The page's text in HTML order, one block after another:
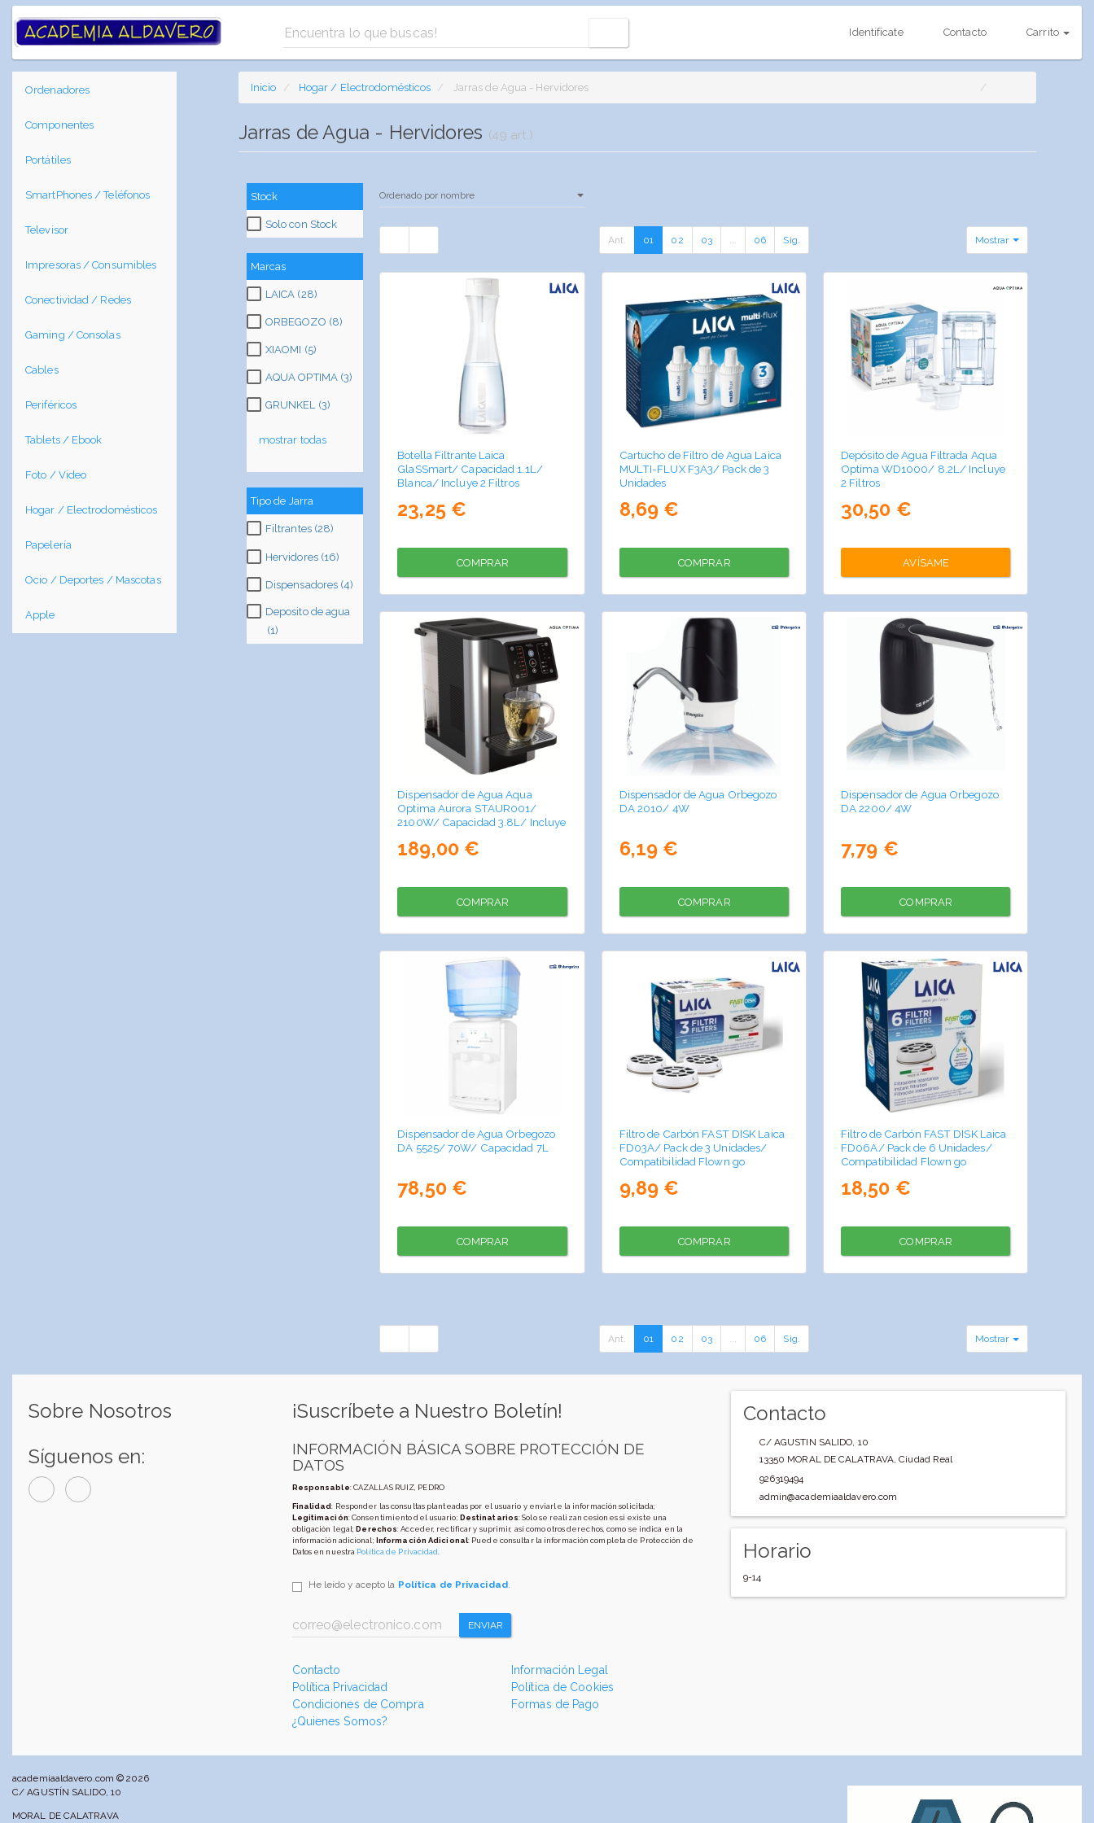
Identifícate Contacto Carrito
Ordenadores
Componentes
Portátiles
SmartPhones / Teléfonos
Televisor
Impresoras / Consumibles
Conectividad / Redes
Gaming / Consolas
Cables
Periféricos
Tablets / Ebook
Foto / Video
Hogar / Electrodomésticos
Papelería
Ocio / Deportes / Mascotas
Apple
Inicio Hogar / Electrodomésticos Jarras de Agua - Hervidores
Jarras de Agua - Hervidores (49 art.)
Stock
Solo con Stock
Marcas
LAICA (28)
ORBEGOZO (8)
XIAOMI (5)
AQUA OPTIMA (3)
GRUNKEL (3)
mostrar todas
Tipo de Jarra
Filtrantes (28)
Hervidores (16)
Dispensadores (4)
Deposito de agua
(1)
Ant. 01 02 03 06 Sig. Mostrar
Botella Filtrante Laica
GlaSSmart/ Capacidad 1.1L/
Blanca/ Incluye 2 Filtros
23,25 €
COMPRAR
Cartucho de Filtro de Agua Laica
MULTI-FLUX F3A3/ Pack de 3
Unidades
8,69 €
COMPRAR
Depósito de Agua Filtrada Aqua
Optima WD1000/ 8.2L/ Incluye
2 Filtros
30,50 €
AVÍSAME
Dispensador de Agua Aqua
Optima Aurora STAUR001/
2100W/ Capacidad 3.8L/ Incluye
189,00 €
COMPRAR
Dispensador de Agua Orbegozo
DA 2010/ 4W
6,19 €
COMPRAR
Dispensador de Agua Orbegozo
DA 2200/ 4W
7,79 €
COMPRAR
Dispensador de Agua Orbegozo
DA 5525/ 70W/ Capacidad 7L
78,50 €
COMPRAR
Filtro de Carbón FAST DISK Laica
FD03A/ Pack de 3 Unidades/
Compatibilidad Flown go
9,89 €
COMPRAR
Filtro de Carbón FAST DISK Laica
FD06A/ Pack de 6 Unidades/
Compatibilidad Flown go
18,50 €
COMPRAR
Ant. 01 02 03 ... 06 Sig. Mostrar
Sobre Nosotros
Síguenos en:
¡Suscríbete a Nuestro Boletín!
INFORMACIÓN BÁSICA SOBRE PROTECCIÓN DE
DATOS
Responsable: CAZALLAS RUIZ, PEDRO
Finalidad: Responder las consultas planteadas por el usuario y enviarle la información solicitada;
Legitimación: Consentimiento del usuario; Destinatarios: Solo se realizan cesiones si existe una
obligación legal; Derechos: Acceder, rectificar y suprimir, así como otros derechos, como se indica en la
información adicional; Información Adicional: Puede consultar la información completa de Protección de
Datos en nuestra Política de Privacidad.
He leído y acepto la Política de Privacidad.
ENVIAR
Contacto
Información Legal
Política Privacidad
Política de Cookies
Condiciones de Compra
Formas de Pago
¿Quienes Somos?
Contacto
C/ AGUSTIN SALIDO, 10
13350 MORAL DE CALATRAVA ,Ciudad Real
926319494
admin@academiaaldavero.com
Horario
9-14
academiaaldavero.com © 2026
C/ AGUSTÍN SALIDO, 10
MORAL DE CALATRAVA